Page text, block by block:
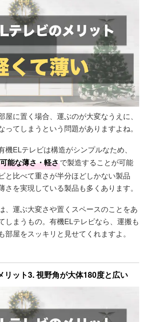
屋に置く場合、運ぶのが大変なうえに、
ってしまうという問題がありますよね。
機ELテレビは構造がシンプルなため、
能な薄さ・軽さで製造することが可能
と比べて重さが半分ほどしかない製品
さを実現している製品も多くあります。
、運ぶ大変さや置くスペースのことをあ
しまうもの。有機ELテレビなら、運搬も
部屋をスッキリと見せてくれますよ。
リット3. 視野角が大体180度と広い